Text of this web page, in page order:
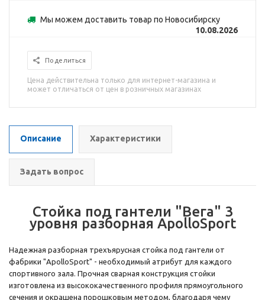
Мы можем доставить товар по Новосибирску
10.08.2026
Поделиться
Цена действительна только для интернет-магазина и
может отличаться от цен в розничных магазинах
Описание Характеристики
Задать вопрос
Стойка под гантели "Вега" 3
уровня разборная ApolloSport
Надежная разборная трехъярусная стойка под гантели от
фабрики "ApolloSport" - необходимый атрибут для каждого
спортивного зала. Прочная сварная конструкция стойки
изготовлена из высококачественного профиля прямоугольного
сечения и окрашена порошковым методом, благодаря чему